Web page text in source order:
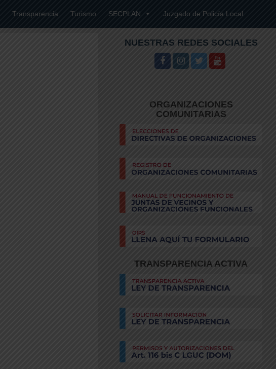
Transparencia Turismo SECPLAN Juzgado de Policía Local
NUESTRAS REDES SOCIALES
ORGANIZACIONES
COMUNITARIAS
TRANSPARENCIA ACTIVA